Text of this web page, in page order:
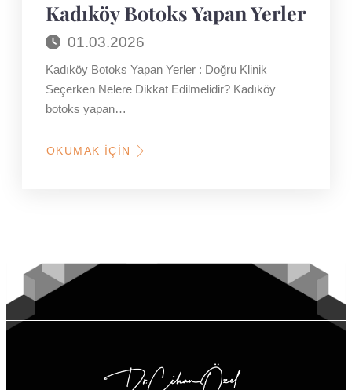
Kadıköy Botoks Yapan Yerler
01.03.2026
Kadıköy Botoks Yapan Yerler : Doğru Klinik
Seçerken Nelere Dikkat Edilmelidir? Kadıköy
botoks yapan…
OKUMAK İÇIN
HAKKINDA